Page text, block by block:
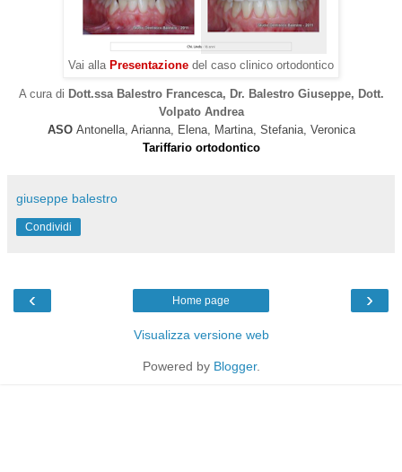
Vai alla Presentazione del caso clinico ortodontico
A cura di Dott.ssa Balestro Francesca, Dr. Balestro Giuseppe, Dott.
Volpato Andrea
ASOAntonella, Arianna, Elena, Martina, Stefania, Veronica
Tariffario ortodontico
giuseppe balestro
Condividi
‹ ›
Home page
Visualizza versione web
Powered by Blogger.